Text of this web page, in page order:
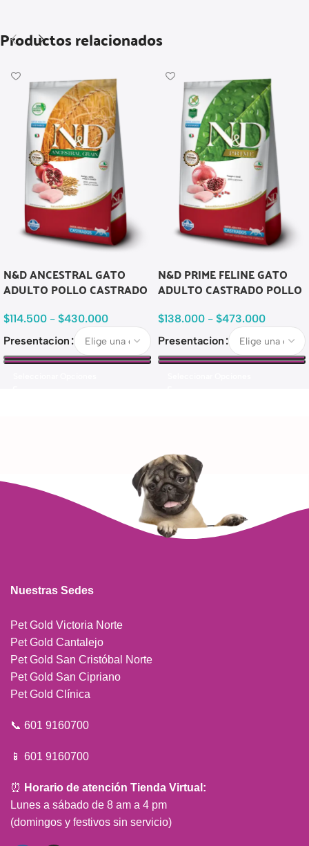
Productos relacionados
N&D ANCESTRAL GATO
ADULTO POLLO CASTRADO
$114.500 - $430.000
Presentacion
N&D PRIME FELINE GATO
ADULTO CASTRADO POLLO
$138.000 - $473.000
Presentacion
Nuestras Sedes
Pet Gold Victoria Norte
Pet Gold Cantalejo
Pet Gold San Cristóbal Norte
Pet Gold San Cipriano
Pet Gold Clínica
📞 601 9160700
📱 601 9160700
⏰ Horario de atención Tienda Virtual:
Lunes a sábado de 8 am a 4 pm
(domingos y festivos sin servicio)